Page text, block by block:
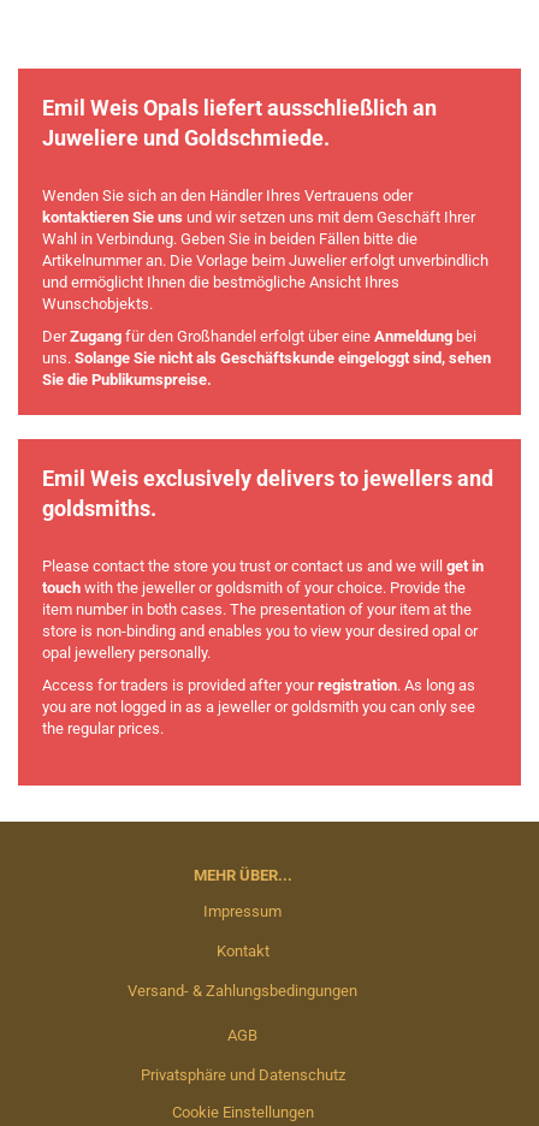
Emil Weis Opals liefert ausschließlich an
Juweliere und Goldschmiede.
Wenden Sie sich an den Händler Ihres Vertrauens oder
kontaktieren Sie uns und wir setzen uns mit dem Geschäft Ihrer
Wahl in Verbindung. Geben Sie in beiden Fällen bitte die
Artikelnummer an. Die Vorlage beim Juwelier erfolgt unverbindlich
und ermöglicht Ihnen die bestmögliche Ansicht Ihres
Wunschobjekts.
DerZugang für den Großhandel erfolgt über eine Anmeldung bei
uns. Solange Sie nicht als Geschäftskunde eingeloggt sind, sehen
Sie die Publikumspreise.
Emil Weis exclusively delivers to jewellers and
goldsmiths.
Please contact the store you trust or contact us and we will get in
touch with the jeweller or goldsmith of your choice. Provide the
item number in both cases. The presentation of your item at the
store is non-binding and enables you to view your desired opal or
opal jewellery personally.
Access for traders is provided after yourregistration. As long as
you are not logged in as a jeweller or goldsmith you can only see
the regular prices.
MEHR ÜBER...
Impressum
Kontakt
Versand- & Zahlungsbedingungen
AGB
Privatsphäre und Datenschutz
Cookie Einstellungen